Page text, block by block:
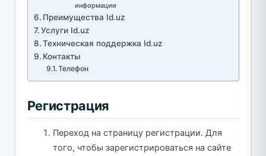
информации
Преимущества Id.uz
Услуги Id.uz
Техническая поддержка Id.uz
Контакты
Телефон
Регистрация
Переход на страницу регистрации. Для
того, чтобы зарегистрироваться на сайте